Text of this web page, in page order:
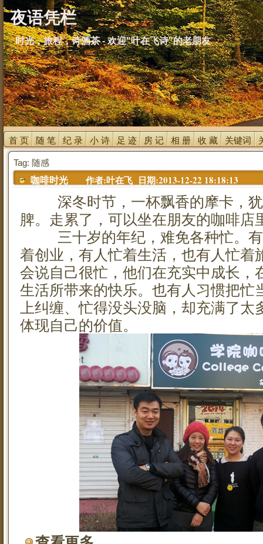
夜语凭栏
时光，旅程，诗酒茶 - 欢迎"叶在飞诗"的老朋友
首 页 随 笔 纪 录 小 诗 足 迹 房 记 相 册 收 藏 关键词
Tag: 随感
咖啡时光
作者:叶在飞 日期:2013-12-22 18:18:13
深冬时节，一杯飘香的摩卡，犹
脾。走累了，可以坐在朋友的咖啡店
三十岁的年纪，难免各种忙。有
着创业，有人忙着生活，也有人忙
会说自己很忙，他们在充实中成长，
生活所带来的快乐。也有人习惯把忙
上纠缠、忙得没头没脑，却充满了太
体现自己的价值。